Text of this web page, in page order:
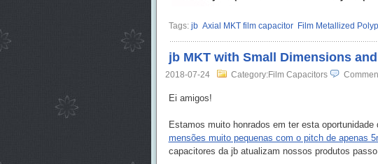
Tags: jb Axial MKT film capacitor Film Metallized
jb MKT with Small Dimensions
2018-07-24 Category:Film Capacitors
Ei amigos!
Estamos muito honrados em ter esta
mensões muito pequenas com o pitch de apenas
capacitores da jb atualizam nossos produtos